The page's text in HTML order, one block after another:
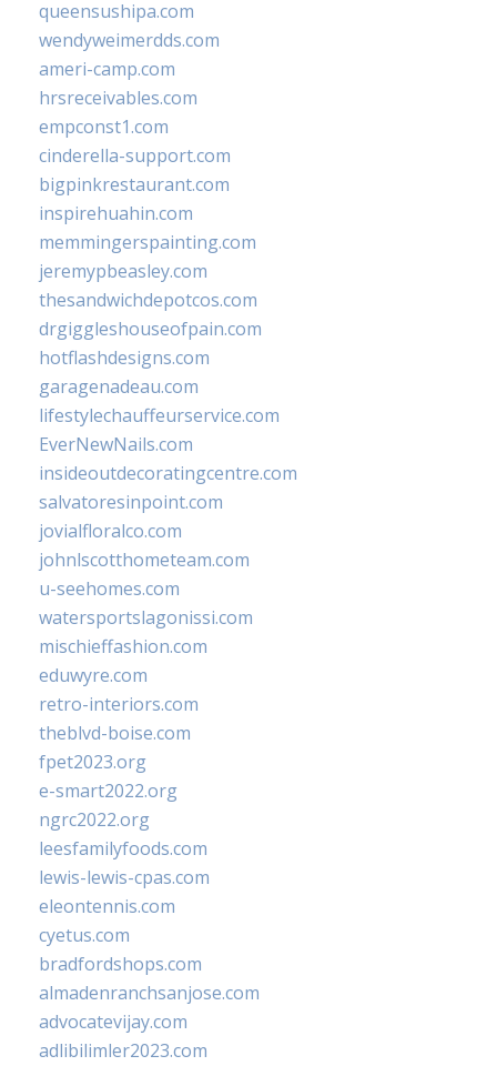
queensushipa.com
wendyweimerdds.com
ameri-camp.com
hrsreceivables.com
empconst1.com
cinderella-support.com
bigpinkrestaurant.com
inspirehuahin.com
memmingerspainting.com
jeremypbeasley.com
thesandwichdepotcos.com
drgiggleshouseofpain.com
hotflashdesigns.com
garagenadeau.com
lifestylechauffeurservice.com
EverNewNails.com
insideoutdecoratingcentre.com
salvatoresinpoint.com
jovialfloralco.com
johnlscotthometeam.com
u-seehomes.com
watersportslagonissi.com
mischieffashion.com
eduwyre.com
retro-interiors.com
theblvd-boise.com
fpet2023.org
e-smart2022.org
ngrc2022.org
leesfamilyfoods.com
lewis-lewis-cpas.com
eleontennis.com
cyetus.com
bradfordshops.com
almadenranchsanjose.com
advocatevijay.com
adlibilimler2023.com